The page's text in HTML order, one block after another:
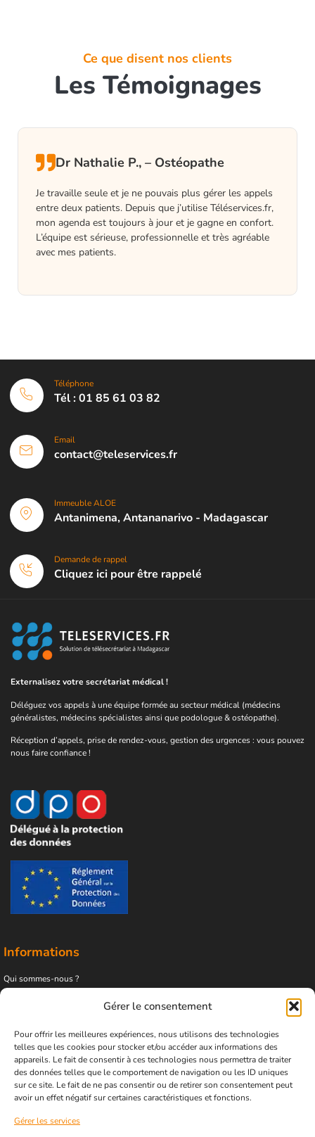
Gérer le consentement
Pour offrir les meilleures expériences, nous utilisons des technologies
telles que les cookies pour stocker et/ou accéder aux informations des
appareils. Le fait de consentir à ces technologies nous permettra de traiter
des données telles que le comportement de navigation ou les ID uniques
sur ce site. Le fait de ne pas consentir ou de retirer son consentement peut
avoir un effet négatif sur certaines caractéristiques et fonctions.
Gérer les services
Ce que disent nos clients
Les Témoignages
Dr Nathalie P., – Ostéopathe
Je travaille seule et je ne pouvais plus gérer les appels
entre deux patients. Depuis que j’utilise Téléservices.fr,
mon agenda est toujours à jour et je gagne en confort.
L’équipe est sérieuse, professionnelle et très agréable
avec mes patients.
Téléphone
Tél : 01 85 61 03 82
Email
contact@teleservices.fr
Immeuble ALOE
Antanimena, Antananarivo - Madagascar
Demande de rappel
Cliquez ici pour être rappelé
Externalisez votre secrétariat médical !
Déléguez vos appels à une équipe formée au secteur médical (médecins
généralistes, médecins spécialistes ainsi que podologue & ostéopathe).
Réception d’appels, prise de rendez-vous, gestion des urgences : vous pouvez
nous faire confiance !
Informations
Qui sommes-nous ?
Nous contacter
Cookies
Nos prestations
Télésecrétariat médecins généralistes